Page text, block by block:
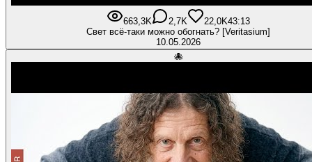
663,3K 2,7K 22,0K43:13
Свет всё-таки можно обогнать? [Veritasium]
10.05.2026
🐙